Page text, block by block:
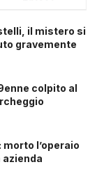
il mistero si
gravemente
colpito al
l’operaio
azienda